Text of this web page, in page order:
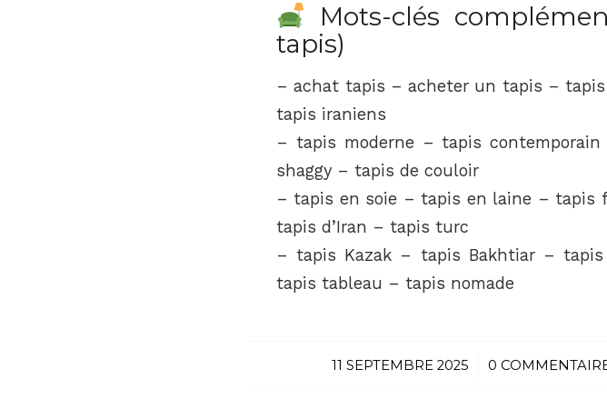
Mots-clés
tapis)
– achat tapis – acheter un tapis –
tapis iraniens
– tapis moderne – tapis
shaggy – tapis de couloir
– tapis en soie – tapis en laine – tapis
tapis d’Iran – tapis turc
– tapis Kazak – tapis Bakhtiar –
tapis tableau – tapis nomade
11 SEPTEMBRE 2025
/ 0 /